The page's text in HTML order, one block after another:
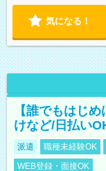
気になる！
【誰でもはじ
けなど/日払い
派遣 職種未経験OK
WEB登録・面接OK